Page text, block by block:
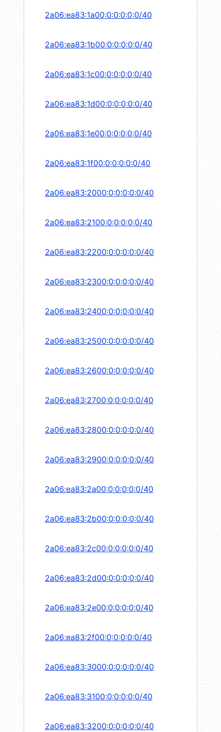
2a06:ea83:1a00:0:0:0:0:0/40
2a06:ea83:1b00:0:0:0:0:0/40
2a06:ea83:1c00:0:0:0:0:0/40
2a06:ea83:1d00:0:0:0:0:0/40
2a06:ea83:1e00:0:0:0:0:0/40
2a06:ea83:1f00:0:0:0:0:0/40
2a06:ea83:2000:0:0:0:0:0/40
2a06:ea83:2100:0:0:0:0:0/40
2a06:ea83:2200:0:0:0:0:0/40
2a06:ea83:2300:0:0:0:0:0/40
2a06:ea83:2400:0:0:0:0:0/40
2a06:ea83:2500:0:0:0:0:0/40
2a06:ea83:2600:0:0:0:0:0/40
2a06:ea83:2700:0:0:0:0:0/40
2a06:ea83:2800:0:0:0:0:0/40
2a06:ea83:2900:0:0:0:0:0/40
2a06:ea83:2a00:0:0:0:0:0/40
2a06:ea83:2b00:0:0:0:0:0/40
2a06:ea83:2c00:0:0:0:0:0/40
2a06:ea83:2d00:0:0:0:0:0/40
2a06:ea83:2e00:0:0:0:0:0/40
2a06:ea83:2f00:0:0:0:0:0/40
2a06:ea83:3000:0:0:0:0:0/40
2a06:ea83:3100:0:0:0:0:0/40
2a06:ea83:3200:0:0:0:0:0/40